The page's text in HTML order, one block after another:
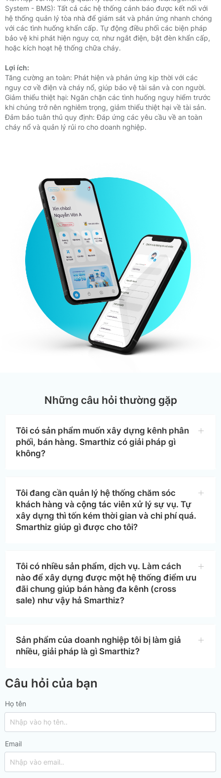
System - BMS): Tất cả các hệ thống cảnh báo được kết nối với
hệ thống quản lý tòa nhà để giám sát và phản ứng nhanh chóng
với các tình huống khẩn cấp. Tự động điều phối các biện pháp
bảo vệ khi phát hiện nguy cơ, như ngắt điện, bật đèn khẩn cấp,
hoặc kích hoạt hệ thống chữa cháy.
Lợi ích:
Tăng cường an toàn: Phát hiện và phản ứng kịp thời với các
nguy cơ về điện và cháy nổ, giúp bảo vệ tài sản và con người.
Giảm thiểu thiệt hại: Ngăn chặn các tình huống nguy hiểm trước
khi chúng trở nên nghiêm trọng, giảm thiểu thiệt hại về tài sản.
Đảm bảo tuân thủ quy định: Đáp ứng các yêu cầu về an toàn
cháy nổ và quản lý rủi ro cho doanh nghiệp.
Những câu hỏi thường gặp
Tôi có sản phẩm muốn xây dựng kênh phân
phối, bán hàng. Smarthiz có giải pháp gì
không?
Tôi đang cần quản lý hệ thống chăm sóc
khách hàng và cộng tác viên xử lý sự vụ. Tự
xây dựng thì tốn kém thời gian và chi phí quá.
Smarthiz giúp gì được cho tôi?
Tôi có nhiều sản phẩm, dịch vụ. Làm cách
nào để xây dựng được một hệ thống điểm ưu
đãi chung giúp bán hàng đa kênh (cross
sale) như vậy hả Smarthiz?
Sản phẩm của doanh nghiệp tôi bị làm giả
nhiều, giải pháp là gì Smarthiz?
Câu hỏi của bạn
Họ tên
Email